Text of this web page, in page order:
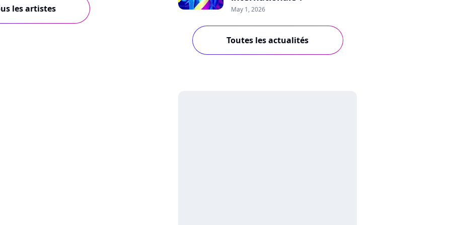
les artistes May 1, 2026
Toutes les actualités